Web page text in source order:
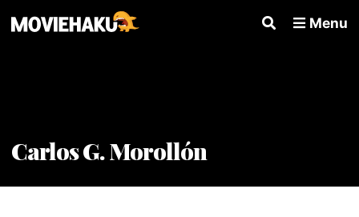
Menu
Carlos G. Morollón